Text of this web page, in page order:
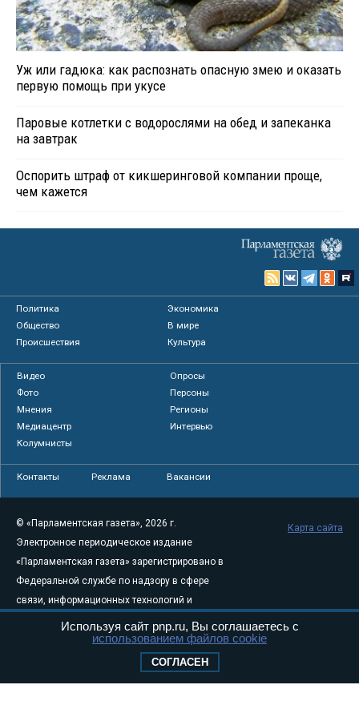
Уж или гадюка: как распознать опасную змею и оказать
первую помощь при укусе
Паровые котлетки с водорослями на обед и запеканка
на завтрак
Оспорить штраф от кикшеринговой компании проще,
чем кажется
Политика
Экономика
Общество
В мире
Происшествия
Культура
Видео
Опросы
Фото
Персоны
Мнения
Регионы
Медиацентр
Интервью
Колумнисты
Контакты Реклама Вакансии
© «Парламентская газета», 2026 г.
Электронное периодическое издание
«Парламентская газета» зарегистрировано в
Федеральной службе по надзору в сфере
связи, информационных технологий и
массовых коммуникаций (Роскомнадзор) 05
августа 2011 года. 18+
Свидетельство о регистрации Эл № ФС77-
Карта сайта
Используя сайт pnp.ru, Вы соглашаетесь с
использованием файлов cookie
СОГЛАСЕН